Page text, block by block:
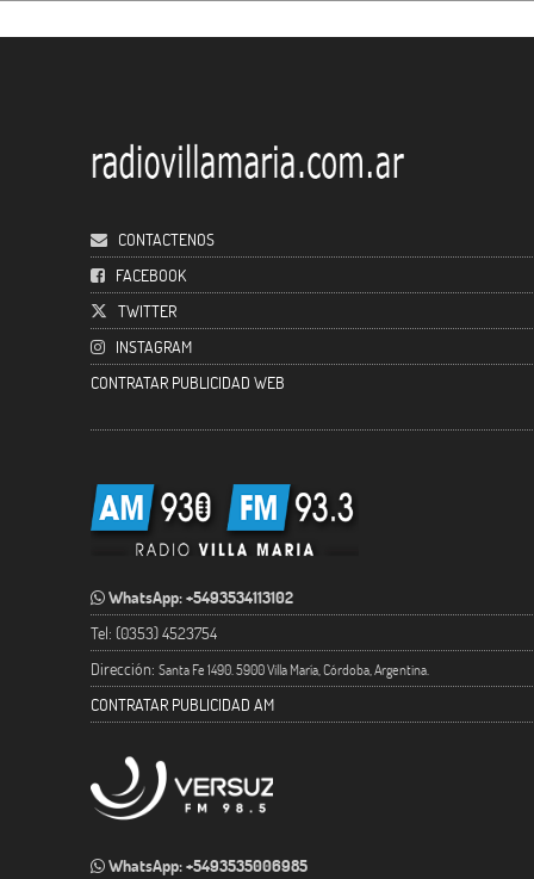
CONTACTENOS
FACEBOOK
TWITTER
INSTAGRAM
CONTRATAR PUBLICIDAD WEB
WhatsApp: +5493534113102
Tel: (0353) 4523754
Dirección: Santa Fe 1490. 5900 Villa María, Córdoba, Argentina.
CONTRATAR PUBLICIDAD AM
WhatsApp: +5493535006985